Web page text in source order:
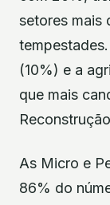
setores mais
(10%) e a
que mais
As Micro e
86% do